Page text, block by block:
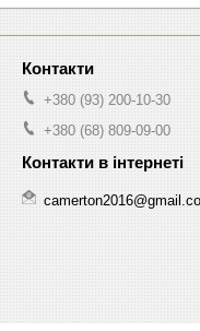
+380 (93) 200-10-30
+380 (68) 809-09-00